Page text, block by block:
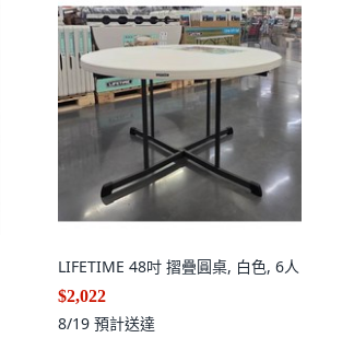
LIFETIME 48吋 摺疊圓桌, 白色, 6人
$2,022
8/19 預計送達